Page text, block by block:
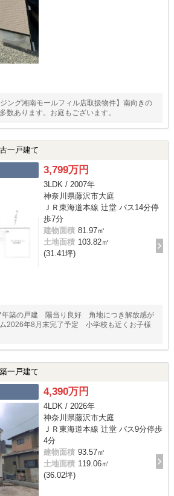
ング湘南モールフィル店取扱物件】南向きの
数あります。お庭もございます。
一戸建て
3,799万円
3LDK / 2007年
神奈川県藤沢市大庭
ＪＲ東海道本線 辻堂 バス14分停
歩7分
建物面積 81.97㎡
土地面積 103.82㎡
(31.41坪)
年築の戸建 陽当り良好 角地につき解放感が
2026年8月末完了予定 小学校も近くお子様
一戸建て
4,390万円
4LDK / 2026年
神奈川県藤沢市大庭
ＪＲ東海道本線 辻堂 バス9分停歩
4分
建物面積 93.57㎡
土地面積 119.06㎡
(36.02坪)